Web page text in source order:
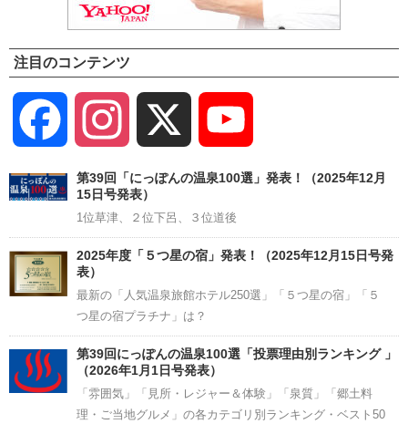
注目のコンテンツ
Facebook Instagram
Channel
第39回「にっぽんの温泉100選」発表！（2025年12月
15日号発表）
1位草津、２位下呂、３位道後
2025年度「５つ星の宿」発表！（2025年12月15日号発
表）
最新の「人気温泉旅館ホテル250選」「５つ星の宿」「５
つ星の宿プラチナ」は？
第39回にっぽんの温泉100選「投票理由別ランキング 」
（2026年1月1日号発表）
「雰囲気」「見所・レジャー＆体験」「泉質」「郷土料
理・ご当地グルメ」の各カテゴリ別ランキング・ベスト50